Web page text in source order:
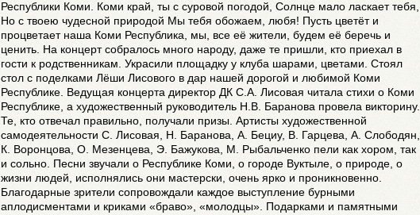
Республики Коми. Коми край, ты с суровой погодой, Солнце мало ласкает тебя,
Но с твоею чудесной природой Мы тебя обожаем, любя! Пусть цветёт и
процветает наша Коми Республика, мы, все её жители, будем её беречь и
ценить. На концерт собралось много народу, даже те пришли, кто приехал в
гости к родственникам. Украсили площадку у клуба шарами, цветами. Стоял
стол с поделками Лёши Лисового в дар нашей дорогой и любимой Коми
Республике. Ведущая концерта директор ДК С.А. Лисовая читала стихи о Коми
Республике, а художественный руководитель Н.В. Баранова провела викторину.
Те, кто отвечал правильно, получали призы. Артисты художественной
самодеятельности С. Лисовая, Н. Баранова, А. Бециу, В. Гарцева, А. Слободян,
К. Воронцова, О. Мезенцева, Э. Бажукова, М. Рыбальченко пели как хором, так
и сольно. Песни звучали о Республике Коми, о городе Вуктыле, о природе, о
жизни людей, исполнялись они мастерски, очень ярко и проникновенно.
Благодарные зрители сопровождали каждое выступление бурными
аплодисментами и криками «браво», «молодцы». Подарками и памятными